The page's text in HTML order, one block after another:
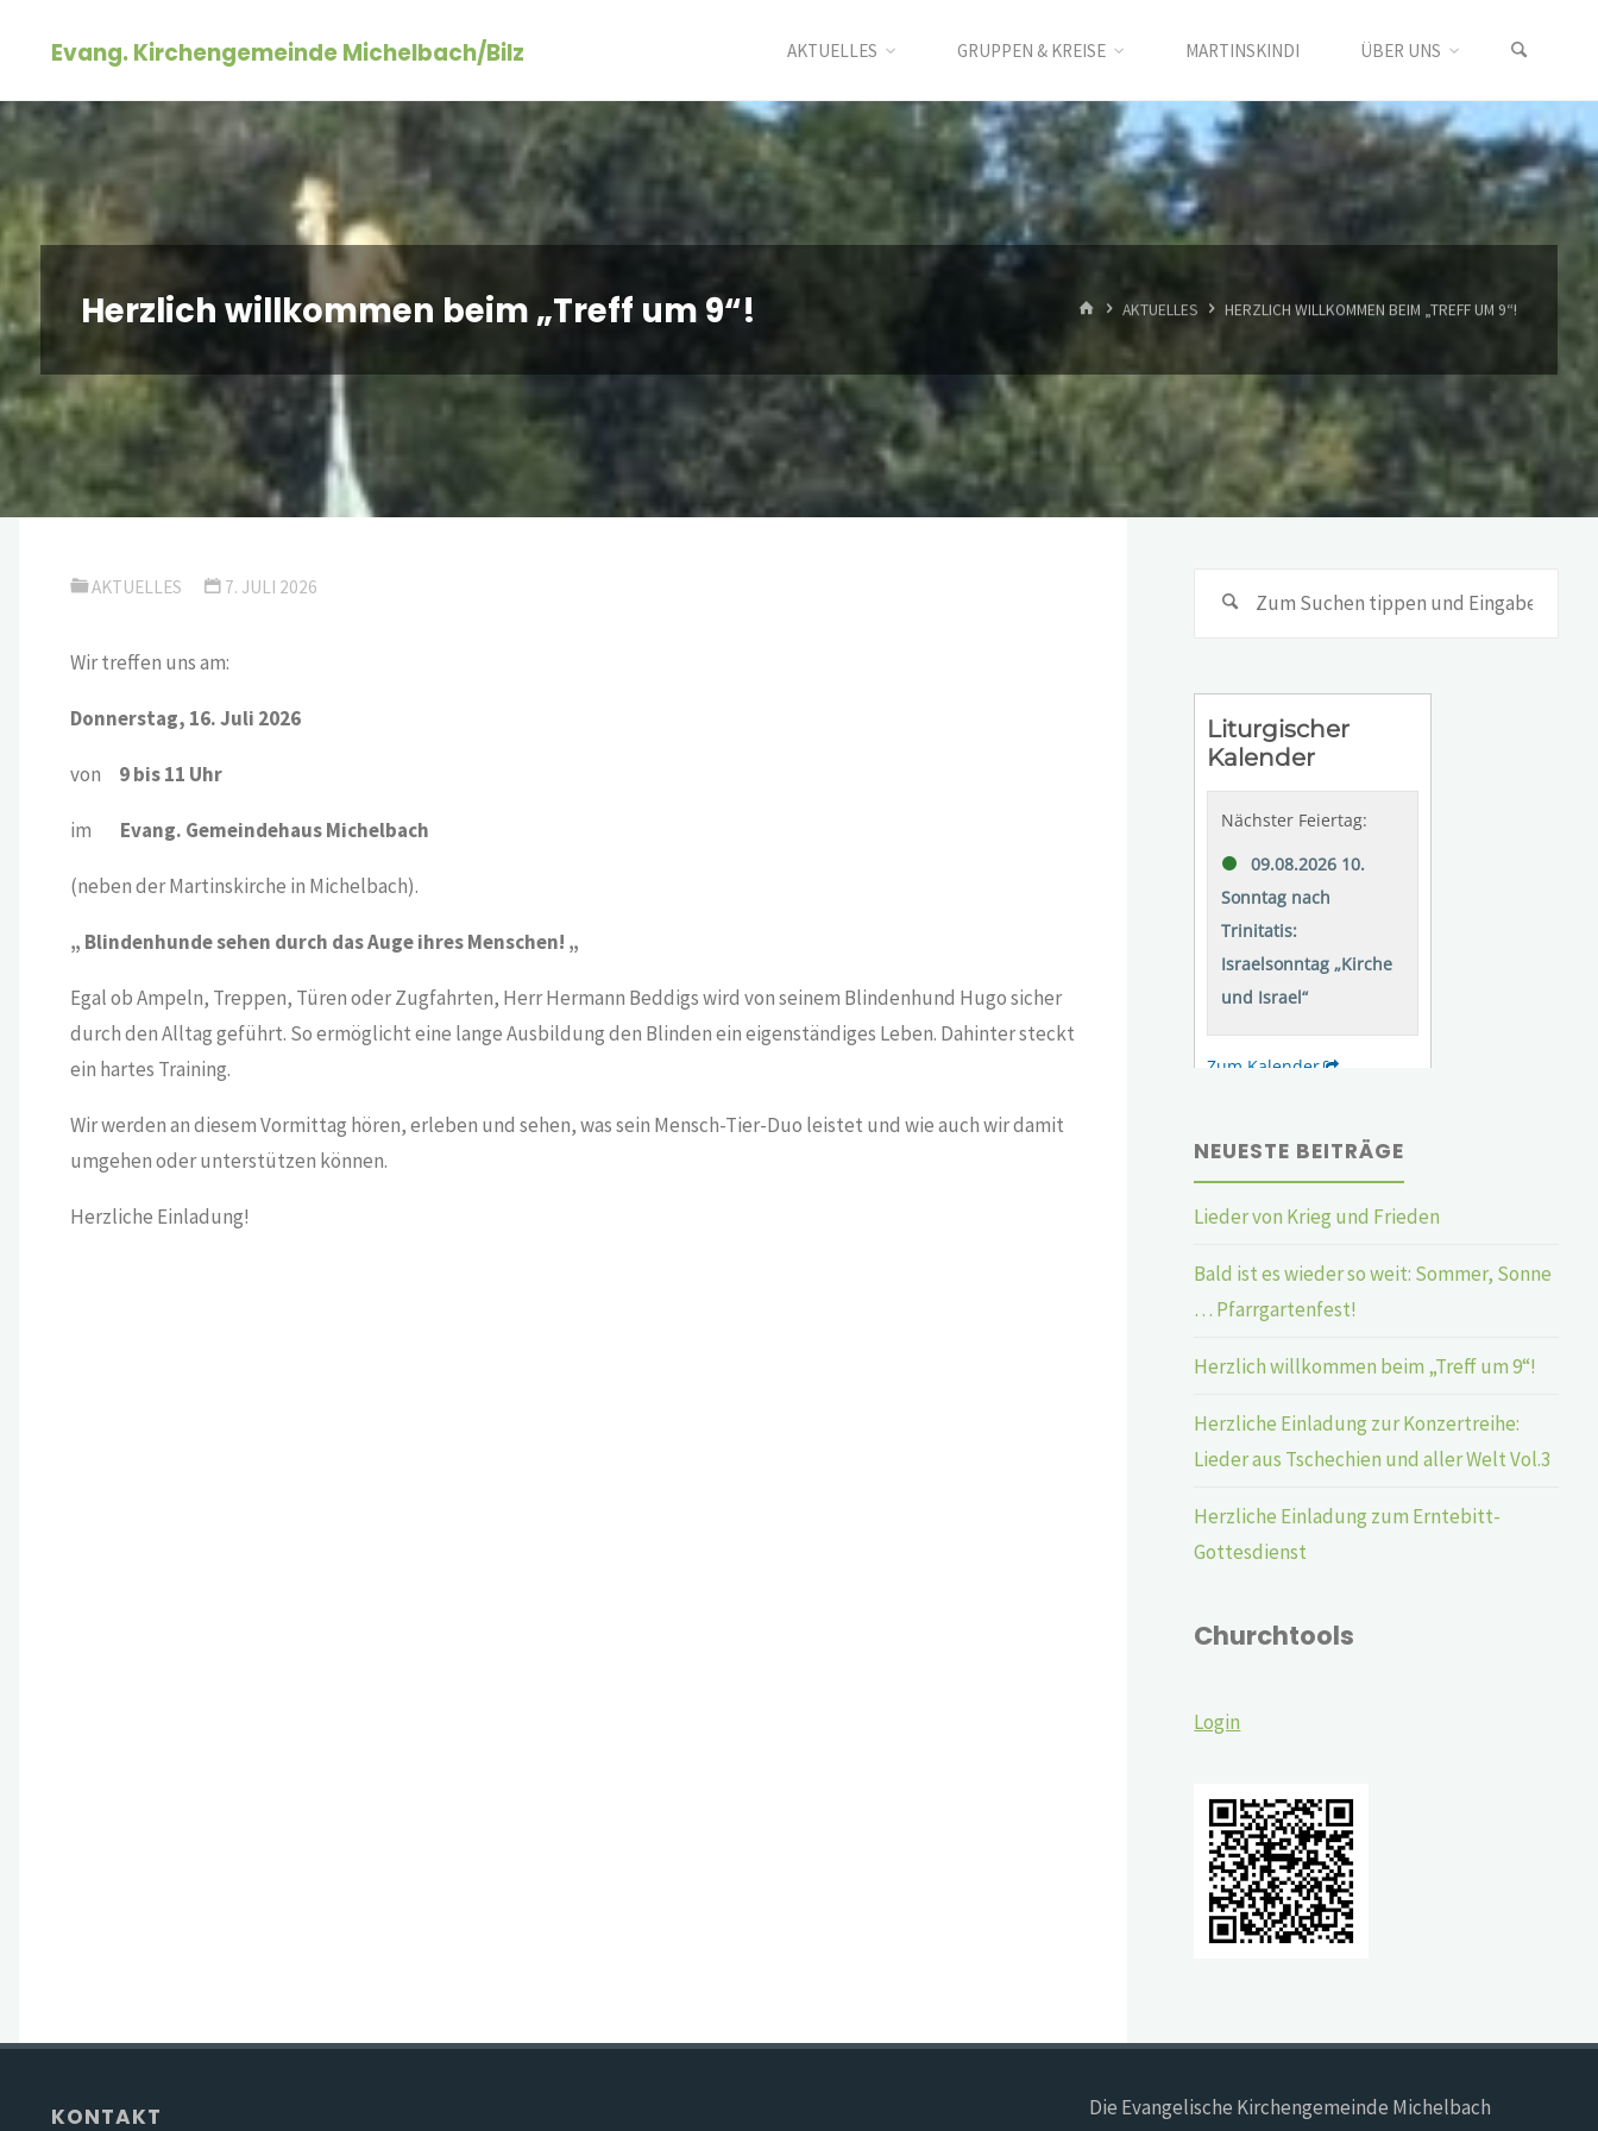
Evang. Kirchengemeinde Michelbach/Bilz AKTUELLES GRUPPEN & KREISE MARTINSKINDI ÜBER UNS
Herzlich willkommen beim „Treff um 9“! STARTAKTUELLES HERZLICH WILLKOMMEN BEIM „TREFF UM 9“!
AKTUELLES 7. JULI 2026
Wir treffen uns am:
Donnerstag, 16. Juli 2026
von 9 bis 11 Uhr
im Evang. Gemeindehaus Michelbach
(neben der Martinskirche in Michelbach).
„ Blindenhunde sehen durch das Auge ihres Menschen! „
Egal ob Ampeln, Treppen, Türen oder Zugfahrten, Herr Hermann Beddigs wird von seinem Blindenhund Hugo sicher
durch den Alltag geführt. So ermöglicht eine lange Ausbildung den Blinden ein eigenständiges Leben. Dahinter steckt
ein hartes Training.
Wir werden an diesem Vormittag hören, erleben und sehen, was sein Mensch-Tier-Duo leistet und wie auch wir damit
umgehen oder unterstützen können.
Herzliche Einladung!
NEUESTE BEITRÄGE
Lieder von Krieg und Frieden
Bald ist es wieder so weit: Sommer, Sonne
… Pfarrgartenfest!
Herzlich willkommen beim „Treff um 9“!
Herzliche Einladung zur Konzertreihe:
Lieder aus Tschechien und aller Welt Vol.3
Herzliche Einladung zum Erntebitt-
Gottesdienst
Churchtools
Login
KONTAKT
Die Evangelische Kirchengemeinde Michelbach